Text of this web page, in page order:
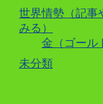
世界情勢（記事
みる）
金（ゴール
未分類